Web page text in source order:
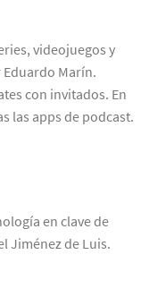
videojuegos y
Marín.
con invitados. En
las apps de podcast.
en clave de
Jiménez de Luis.